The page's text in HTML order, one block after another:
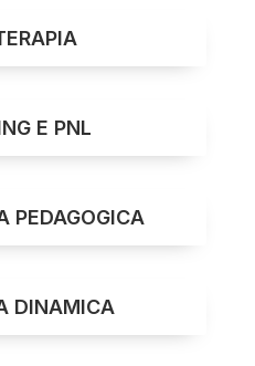
E PNL
PEDAGOGICA
DINAMICA